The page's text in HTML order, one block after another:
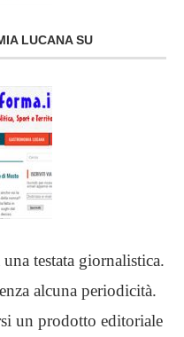
LUCANA SU
testata giornalistica.
alcuna periodicità.
un prodotto editoriale